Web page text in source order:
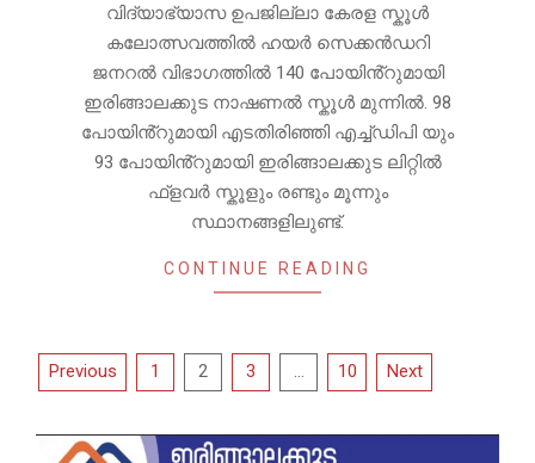
വിദ്യാഭ്യാസ ഉപജില്ലാ കേരള സ്കൂൾ
കലോത്സവത്തിൽ ഹയർ സെക്കൻഡറി
ജനറൽ വിഭാഗത്തിൽ 140 പോയിൻ്റുമായി
ഇരിങ്ങാലക്കുട നാഷണൽ സ്കൂൾ മുന്നിൽ. 98
പോയിൻ്റുമായി എടതിരിഞ്ഞി എച്ച്ഡിപി യും
93 പോയിൻ്റുമായി ഇരിങ്ങാലക്കുട ലിറ്റിൽ
ഫ്ളവർ സ്കൂളും രണ്ടും മൂന്നും
സ്ഥാനങ്ങളിലുണ്ട്.
CONTINUE READING
Posts
Previous 1 2 3 … 10 Next